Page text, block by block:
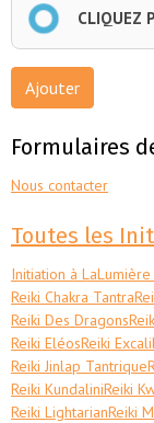
CLIQUEZ
Ajouter
Formulaires
Nous contacter
Toutes les
Initiation à
Reiki Chakra Tantra
Reiki Des Dragons
Reiki EléosReiki
Reiki Jinlap Tantrique
Reiki KundaliniReiki
Reiki LightarianReiki